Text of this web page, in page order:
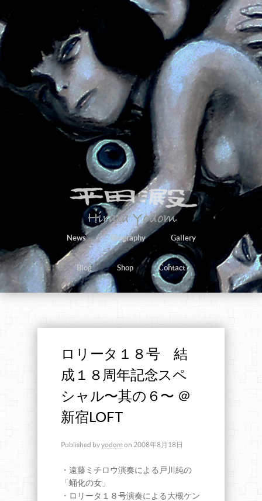
News Biography Gallery
Blog Shop Contact
ロリータ１８号 結
成１８周年記念スペ
シャル〜其の６〜 ＠
新宿LOFT
Published byyodom on 2008年8月18日
・遠藤ミチロウ演奏による戸川純の
「蛹化の女」
・ロリータ１８号演奏による大槻ケン